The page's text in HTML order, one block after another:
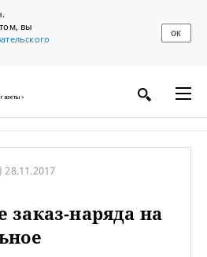
вы
ОК
газеты»
28.11.2017
наряда на